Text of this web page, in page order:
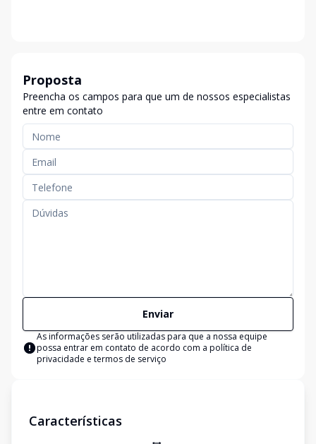
Proposta
Preencha os campos para que um de nossos especialistas
entre em contato
Enviar
As informações serão utilizadas para que a nossa equipe
possa entrar em contato de acordo com a política de
privacidade e termos de serviço
Características